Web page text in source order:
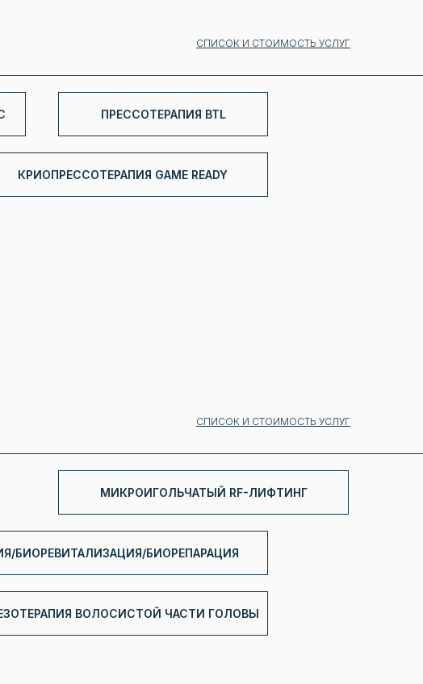
СПИСОК И СТОИМОСТЬ УСЛУГ
КРИОПРЕССОТЕРАПИЯ GAME READY
ПРЕССОТЕРАПИЯ BTL
СПИСОК И СТОИМОСТЬ УСЛУГ
ВОЛОСИСТОЙ ЧАСТИ ГОЛОВЫ
БИОРЕВИТАЛИЗАЦИЯ/БИОРЕПАРАЦИЯ
МИКРОИГОЛЬЧАТЫЙ RF-ЛИФТИНГ